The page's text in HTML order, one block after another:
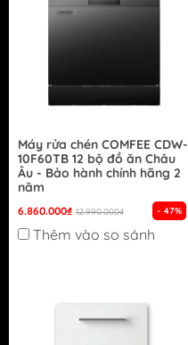
Máy rửa chén COMFEE CDW-
10F60TB 12 bộ đồ ăn Châu
Âu - Bảo hành chính hãng 2
năm
6.860.000₫ 12.990.000₫ - 47%
Thêm vào so sánh